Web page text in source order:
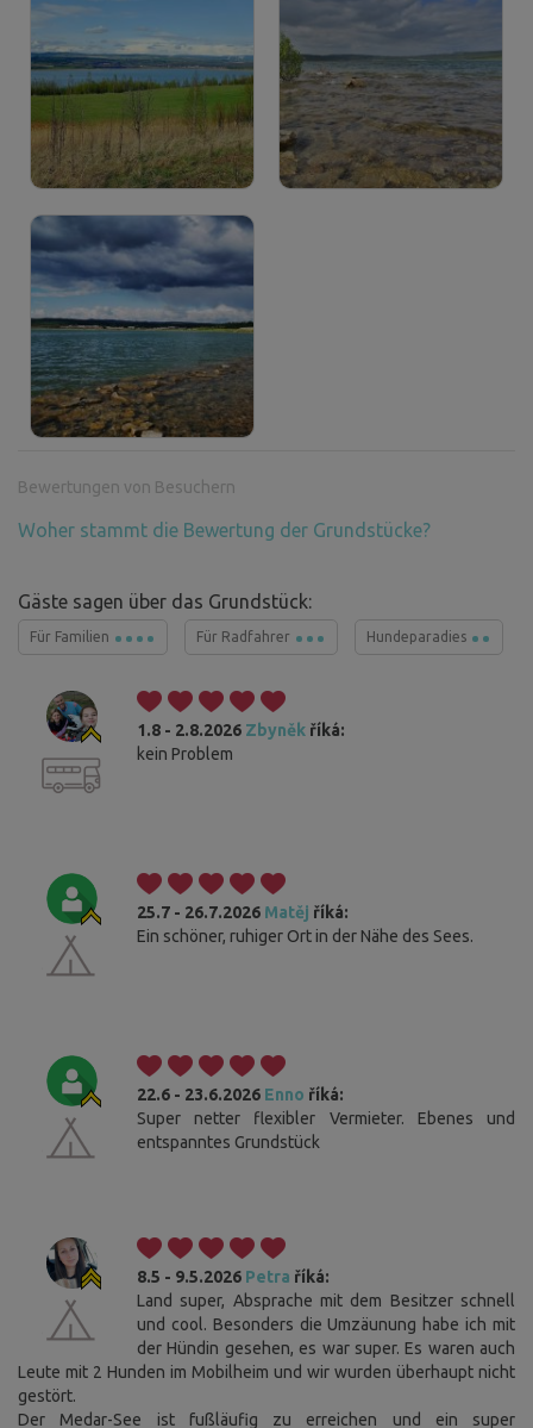
Bewertungen von Besuchern
Woher stammt die Bewertung der Grundstücke?
Gäste sagen über das Grundstück:
Für Familien Für Radfahrer Hundeparadies
1.8 - 2.8.2026 Zbyněk říká:
kein Problem
25.7 - 26.7.2026 Matěj říká:
Ein schöner, ruhiger Ort in der Nähe des Sees.
22.6 - 23.6.2026 Enno říká:
Super netter flexibler Vermieter. Ebenes und
entspanntes Grundstück
8.5 - 9.5.2026 Petra říká:
Land super, Absprache mit dem Besitzer schnell
und cool. Besonders die Umzäunung habe ich mit
der Hündin gesehen, es war super. Es waren auch
Leute mit 2 Hunden im Mobilheim und wir wurden überhaupt nicht
gestört.
Der Medar-See ist fußläufig zu erreichen und ein super